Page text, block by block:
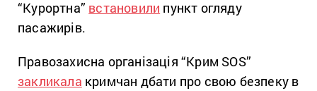
“Курортна” встановили пункт огляду
пасажирів.
Правозахисна організація “Крим SOS”
закликала кримчан дбати про свою безпеку в